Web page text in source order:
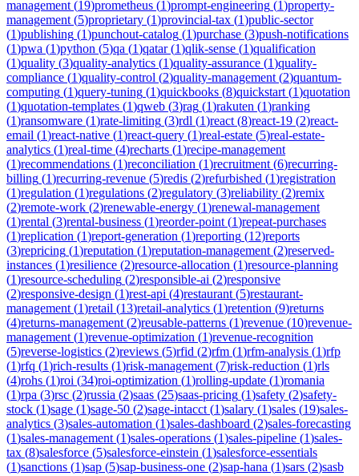
management (19)prometheus (1)prompt-engineering (1)property-
management (5)proprietary (1)provincial-tax (1)public-sector
(1)publishing (1)punchout-catalog (1)purchase (3)push-notifications
(1)pwa (1)python (5)qa (1)qatar(1)qlik-sense (1)qualification
(1)quality (3)quality-analytics (1)quality-assurance (1)quality-
compliance (1)quality-control (2)quality-management (2)quantum-
computing (1)query-tuning (1)quickbooks (8)quickstart (1)quotation
(1)quotation-templates (1)qweb (3)rag (1)rakuten (1)ranking
(1)ransomware (1)rate-limiting (3)rdl (1)react (8)react-19 (2)react-
email (1)react-native (1)react-query (1)real-estate (5)real-estate-
analytics (1)real-time (4)recharts (1)recipe-management
(1)recommendations (1)reconciliation (1)recruitment (6)recurring-
billing (1)recurring-revenue (5)redis (2)refurbished (1)registration
(1)regulation (1)regulations (2)regulatory (3)reliability (2)remix
(2)remote-work (2)renewable-energy (1)renewal-management
(1)rental (3)rental-business (1)reorder-point (1)repeat-purchases
(1)replication (1)report-generation (1)reporting (12)reports
(3)repricing (1)reputation (1)reputation-management (2)reserved-
instances (1)resilience (2)resource-allocation (1)resource-planning
(1)resource-scheduling (2)responsible-ai (2)responsive
(2)responsive-design (1)rest-api (4)restaurant (5)restaurant-
management (1)retail (13)retail-analytics (1)retention (9)returns
(4)returns-management (2)reusable-patterns (1)revenue (10)revenue-
management (1)revenue-optimization (1)revenue-recognition
(5)reverse-logistics (2)reviews (5)rfid (2)rfm (1)rfm-analysis (1)rfp
(1)rfq (1)rich-results (1)risk-management (7)risk-reduction (1)rls
(4)rohs (1)roi (34)roi-optimization (1)rolling-update (1)romania
(1)rpa (3)rsc (2)russia (2)saas (25)saas-pricing (1)safety (2)safety-
stock (1)sage (1)sage-50 (2)sage-intacct (1)salary (1)sales (19)sales-
analytics (3)sales-automation (1)sales-dashboard (2)sales-forecasting
(1)sales-management (1)sales-operations (1)sales-pipeline (1)sales-
tax (8)salesforce (5)salesforce-einstein (1)salesforce-essentials
(1)sanctions (1)sap (5)sap-business-one (2)sap-hana (1)sars (2)sasb